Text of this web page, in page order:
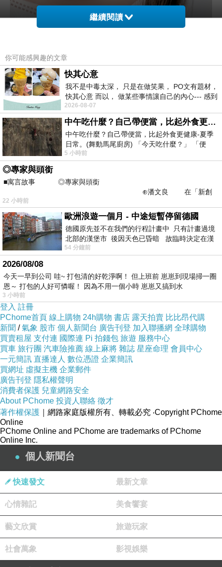
繼續閱讀
你可能感興趣的文章
快其心意
我不是中毒太深， 只是在做笑果， PO文有題材，
快其心意 而以， 做某些事情讓自己的內心--- 感到
愉快。
2026-08-07
中午吃什麼？自己帶便當，比起外食更健康-夏季日常。(舞動馬尾廚房)
中午吃什麼？自己帶便當，比起外食更健康-夏季
日常。(舞動馬尾廚房) 「今天吃什麼？」 「便
當？麵？還是炒飯？」 每天都在選擇
5 小時前
◎專家與頭銜
■寓言故事 ◎專家與頭銜
⊕潘文良 在「新創
之谷」裡——
22 小時前
歐洲浪遊一個月 - 中途短暫停留德國
德國原先並不在我們的行程計畫中 只有計畫過境
北部的漢堡市 後因天色已昏暗 故臨時決定在漢
堡市吃晚餐和過夜
54 分鐘前
2026/08/08
今天一早到公司 哇~ 打包清的好乾淨啊！ 但上班前 崽崽到現場掃一圈
恩～ 打包的人好可憐喔！ 因為不用一個小時 崽崽又搞到水
3 小時前
登入 註冊
PChome首頁 線上購物 24h購物 書店 露天拍賣 比比昂代購
新聞 /氣象 股市 個人新聞台 廣告刊登 加入聯播網 全球購物
買賣租屋 支付連 國際連 Pi 拍錢包 旅遊 服務中心
買車 旅行團 汽車險推薦 線上麻將 雜誌 星座命理 會員中心
一元簡訊 直播達人 數位憑證 企業簡訊
買網址 虛擬主機 企業郵件
廣告刊登 隱私權聲明
消費者保護 兒童網路安全
About PChome 投資人聯絡 徵才
著作權保護 ｜網路家庭版權所有、轉載必究 ‧Copyright PChome
Online
PChome Online and PChome are trademarks of PChome
Online Inc.
個人新聞台
快速發文 最新文章
心情雜記 美食饗宴
藝文欣賞 旅遊玩家
社會萬象 影視娛樂